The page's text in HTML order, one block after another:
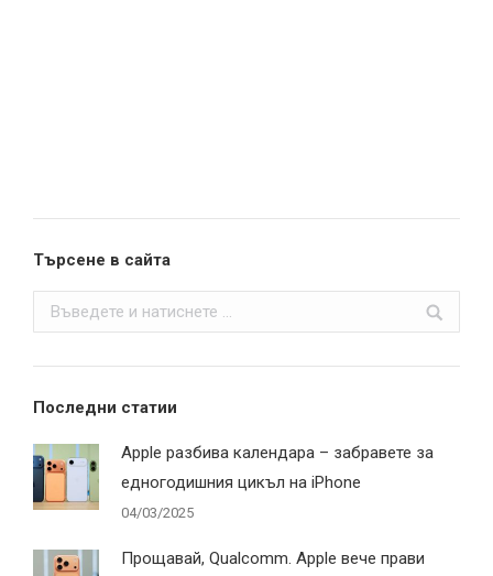
Търсене в сайта
Search:
Последни статии
Apple разбива календара – забравете за
едногодишния цикъл на iPhone
04/03/2025
Прощавай, Qualcomm. Apple вече прави